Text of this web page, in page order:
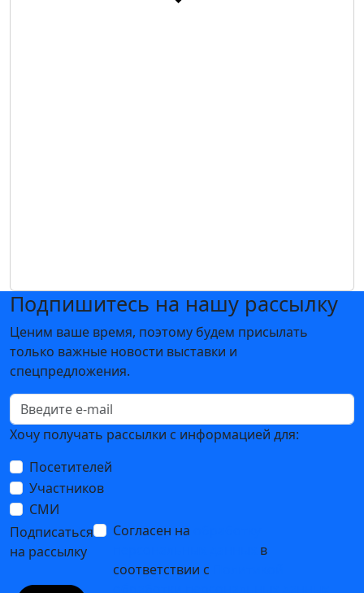
Подпишитесь на нашу рассылку
Ценим ваше время, поэтому будем присылать
только важные новости выставки и
спецпредложения.
Хочу получать рассылки с информацией для:
Посетителей
Участников
СМИ
Подписаться
на рассылку
Согласен на
в
соответствии с